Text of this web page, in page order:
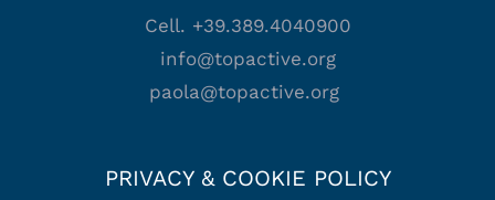
Cell. +39.389.4040900
info@topactive.org
paola@topactive.org
PRIVACY & COOKIE POLICY